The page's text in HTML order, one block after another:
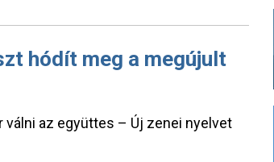
hódít meg a megújult
az együttes – Új zenei nyelvet